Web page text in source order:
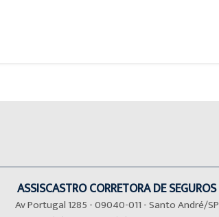
ASSISCASTRO CORRETORA DE SEGUROS
Av Portugal 1285 - 09040-011 - Santo André/SP